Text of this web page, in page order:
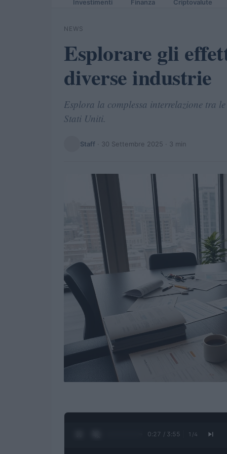
Investimenti Finanza Criptovalute
NEWS
Esplorare gli
diverse industrie
Esplora la complessa interrelazione tra
Stati Uniti.
Staff · 30 Settembre 2025 · 3 min
0:28 / 3:55 1 /4